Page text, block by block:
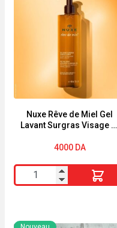
Nuxe Rêve de Miel Gel
Lavant Surgras Visage et
4000 DA
quantité
de
Rêve